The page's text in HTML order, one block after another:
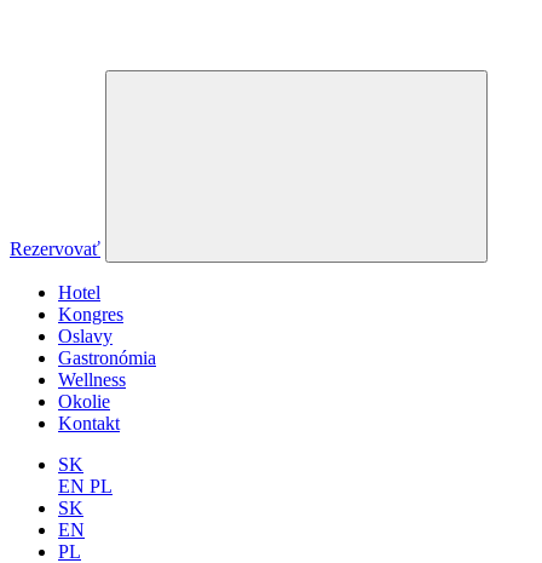
Rezervovať
Hotel
Kongres
Oslavy
Gastronómia
Wellness
Okolie
Kontakt
SK
EN PL
SK
EN
PL